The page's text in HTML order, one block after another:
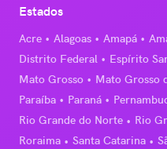
Estados
Acre Alagoas Amapá
Distrito Federal
Espírito
Mato Grosso
Mato Grosso
Paraíba
Paraná
Rio Grande do Norte
Rio
Roraima
Santa Catarina